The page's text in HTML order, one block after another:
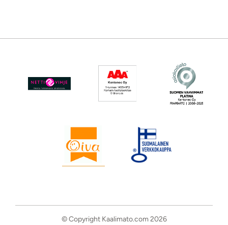
© Copyright Kaalimato.com 2026